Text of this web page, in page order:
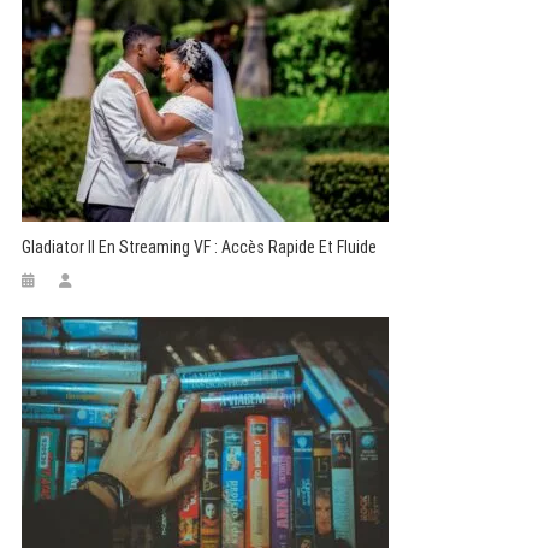
Gladiator II En Streaming VF : Accès Rapide Et Fluide